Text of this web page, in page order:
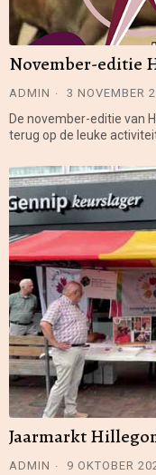
November-editie
ADMIN 3 NOVEMBER
De november-editie van
terug op de leuke
Jaarmarkt
ADMIN 9 OKTOBER